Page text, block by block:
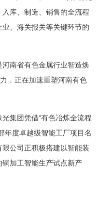
库、制造、销售的全流程
、海关报关等关键环节的
南省有色金属行业智造焕
，正在加速重塑河南有色
集团凭借“有色冶炼全流程
年度卓越级智能工厂项目名
公司正积极搭建以智能装
加工智能生产试点新产